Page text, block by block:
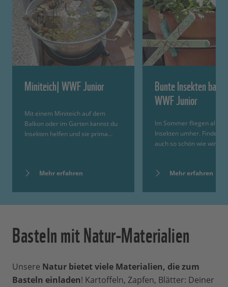
Miniteich| WWF Junior
Mit einem Miniteich auf dem
Balkon oder im Garten kannst du
Insekten helfen und sie prima…
Mehr erfahren
Bunte Insekten
WWF Junior
Im Sommer fliegen
Insekten umher. Findest
auch so schön wie wir?
Mehr erfahren
Basteln mit Natur-Materialien
Unsere Natur bietet viele Materialien, die zum
Basteln einladen! Kartoffeln, Zapfen, Blätter: Deiner